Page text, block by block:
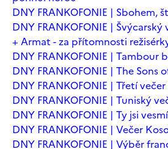
DNY FRANKOFONIE | Sbohem,
DNY FRANKOFONIE | Švýcarský
+ Armat - za přítomnosti
DNY FRANKOFONIE | Tambour
DNY FRANKOFONIE | The Sons
DNY FRANKOFONIE | Třetí
DNY FRANKOFONIE | Tuniský
DNY FRANKOFONIE | Ty jsi
DNY FRANKOFONIE | Večer
DNY FRANKOFONIE | Výběr